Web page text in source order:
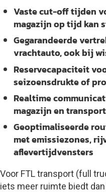
Vaste cut-off tijden
magazijn op tijd kan
Gegarandeerde
vrachtauto, ook bij
Reservecapaciteit
seizoensdrukte of
Realtime
magazijn en transport
Geoptimaliseerde
met emissiezones,
aflevertijdvensters
Voor FTL transport (full
iets meer ruimte biedt